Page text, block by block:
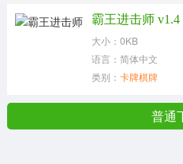
霸王进击师 v1.4
大小：0KB
语言：简体中文
类别： 卡牌棋牌
普通